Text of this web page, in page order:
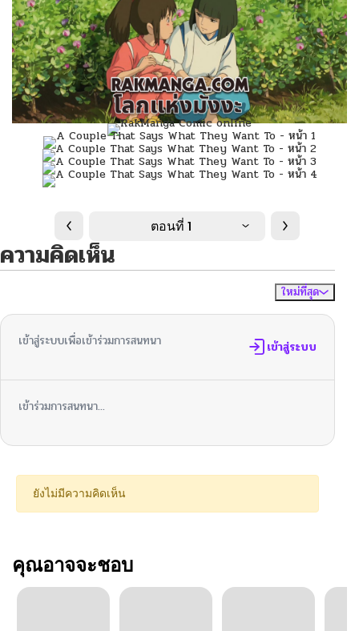
ตอนที่ 1
ความคิดเห็น
ใหม่ที่สุด
เข้าสู่ระบบเพื่อเข้าร่วมการสนทนา เข้าสู่ระบบ
เข้าร่วมการสนทนา...
ยังไม่มีความคิดเห็น
คุณอาจจะชอบ